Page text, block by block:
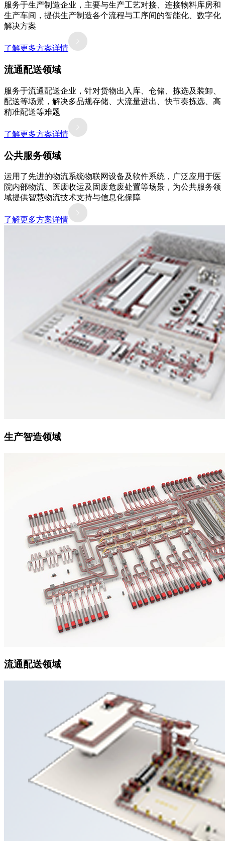
服务于生产制造企业，主要与生产工艺对接、连接物料库房和
生产车间，提供生产制造各个流程与工序间的智能化、数字化
解决方案
了解更多方案详情
流通配送领域
服务于流通配送企业，针对货物出入库、仓储、拣选及装卸、
配送等场景，解决多品规存储、大流量进出、快节奏拣选、高
精准配送等难题
了解更多方案详情
公共服务领域
运用了先进的物流系统物联网设备及软件系统，广泛应用于医
院内部物流、医废收运及固废危废处置等场景，为公共服务领
域提供智慧物流技术支持与信息化保障
了解更多方案详情
生产智造领域
流通配送领域